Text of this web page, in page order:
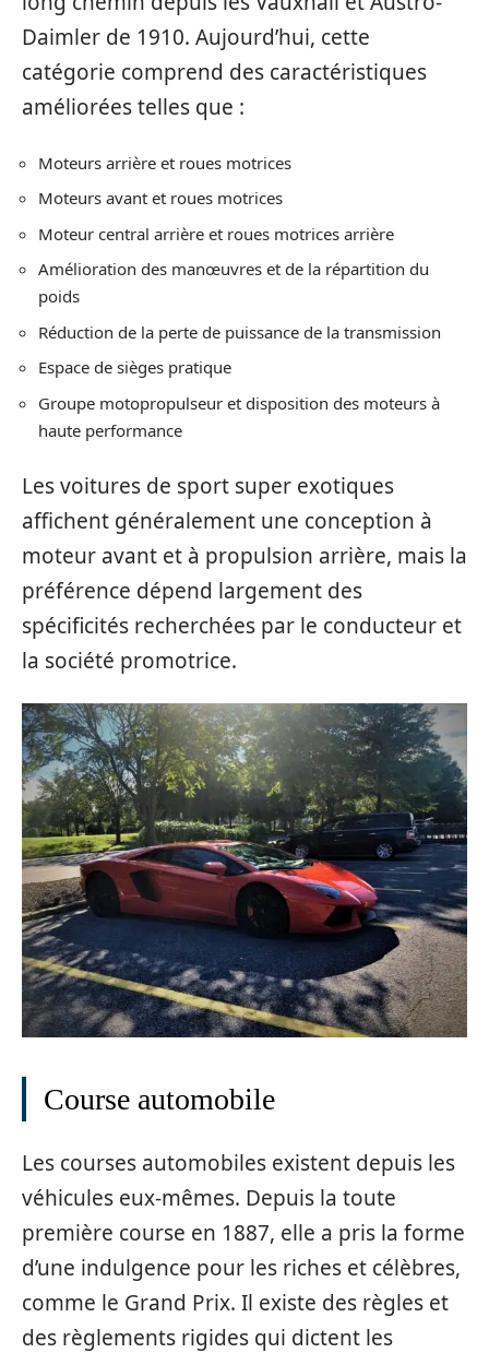
Daimler de 1910. Aujourd’hui, cette
catégorie comprend des caractéristiques
améliorées telles que :
Moteurs arrière et roues motrices
Moteurs avant et roues motrices
Moteur central arrière et roues motrices arrière
Amélioration des manœuvres et de la répartition du
poids
Réduction de la perte de puissance de la transmission
Espace de sièges pratique
Groupe motopropulseur et disposition des moteurs à
haute performance
Les voitures de sport super exotiques
affichent généralement une conception à
moteur avant et à propulsion arrière, mais la
préférence dépend largement des
spécificités recherchées par le conducteur et
la société promotrice.
Course automobile
Les courses automobiles existent depuis les
véhicules eux-mêmes. Depuis la toute
première course en 1887, elle a pris la forme
d’une indulgence pour les riches et célèbres,
comme le Grand Prix. Il existe des règles et
des règlements rigides qui dictent les